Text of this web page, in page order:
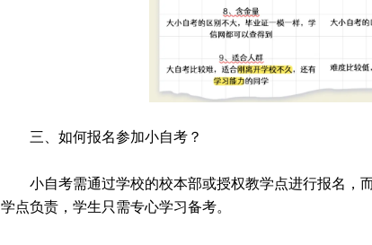
三、如何报名参加小自考？
小自考需通过学校的校本部或授权教学点进行报名，
学点负责，学生只需专心学习备考。